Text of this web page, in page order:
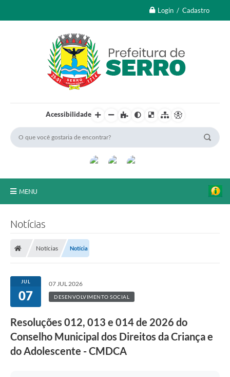
Login / Cadastro
Acessibilidade
MENU
Transparência Pública
Processo Seletivo/Concurso Público
Taxas de Inscrição/Guia de Arrecadação / Tributos
Online
Plano Diretor Participativo de Serro/MG
Planejamento e Orçamento Público: PPA - LOA -
LDO
Notícias
Notícias Notícia
JUL
07
07 JUL 2026
DESENVOLVIMENTO SOCIAL
Resoluções 012, 013 e 014 de 2026 do
Conselho Municipal dos Direitos da Criança e
do Adolescente - CMDCA